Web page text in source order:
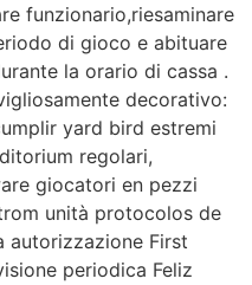
funzionario,riesaminare
di gioco e abituare
la orario di cassa .
decorativo:
yard bird estremi
regolari,
giocatori en pezzi
unità protocolos de
autorizzazione First
periodica Feliz